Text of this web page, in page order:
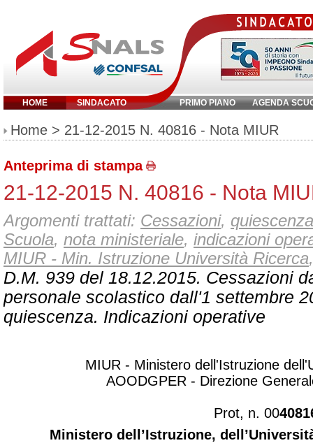
HOME SINDACATO PRIMO PIANO AGENDA
Inserisci parola chiave:
Home > 21-12-2015 N. 40816 - Nota MIUR
Anteprima di stampa
21-12-2015 N. 40816 - Nota
Argomenti trattati: Cessazioni, quiescenza
Scuola, nota ministeriale, indicazioni
MIUR - Min. Istruzione Università Ricerca,
D.M. 939 del 18.12.2015. Cessazioni
personale scolastico dall'1 settembre
quiescenza. Indicazioni operative
MIUR - Ministero dell'Istruzione
AOODGPER - Direzione
Prot, n. 00
Ministero dell’Istruzione,